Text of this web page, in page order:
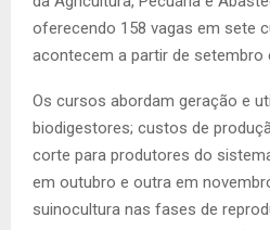
oferecendo 158 vagas em sete
acontecem a partir de setembro
Os cursos abordam geração e
biodigestores; custos de
corte para produtores do
em outubro e outra em
suinocultura nas fases de